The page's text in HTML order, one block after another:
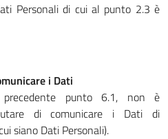
Personali di cui al punto 2.3 è
i Dati
punto 6.1, non è
di comunicare i Dati di
siano Dati Personali).